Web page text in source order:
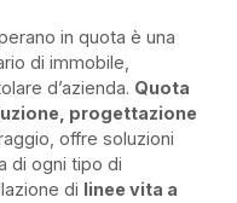
in quota è una
di immobile,
d’azienda. Quota
progettazione
offre soluzioni
di ogni tipo di
di linee vita a